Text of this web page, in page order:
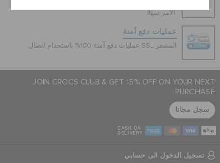
الأمر سهلاً.
عمليات دفع آمنة
عمليات دفع آمنة 100% باستخدام اتصال SSL المشفر
JOIN CROCS CLUB & GET 15% OFF ON YOUR NEXT
PURCHASE
سجل مجانا
CASH ON
DELIVERY
تسجيل الدخول الى حسابي